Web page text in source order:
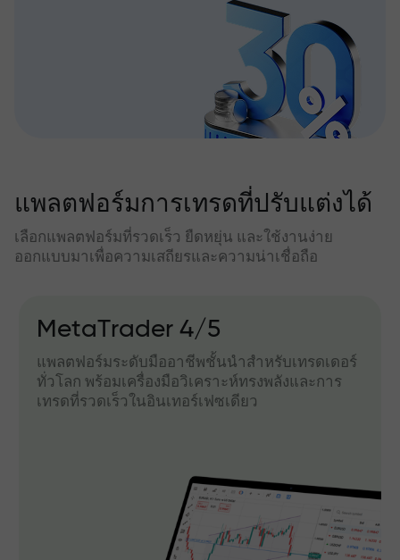
แพลตฟอร์มการเทรดที่ปรับแต่งได้
เลือกแพลตฟอร์มที่รวดเร็ว ยืดหยุ่น และใช้งานง่าย
ออกแบบมาเพื่อความเสถียรและความน่าเชื่อถือ
MetaTrader 4/5
แพลตฟอร์มระดับมืออาชีพชั้นนำสำหรับเทรดเดอร์
ทั่วโลก พร้อมเครื่องมือวิเคราะห์ทรงพลังและการ
เทรดที่รวดเร็วในอินเทอร์เฟซเดียว